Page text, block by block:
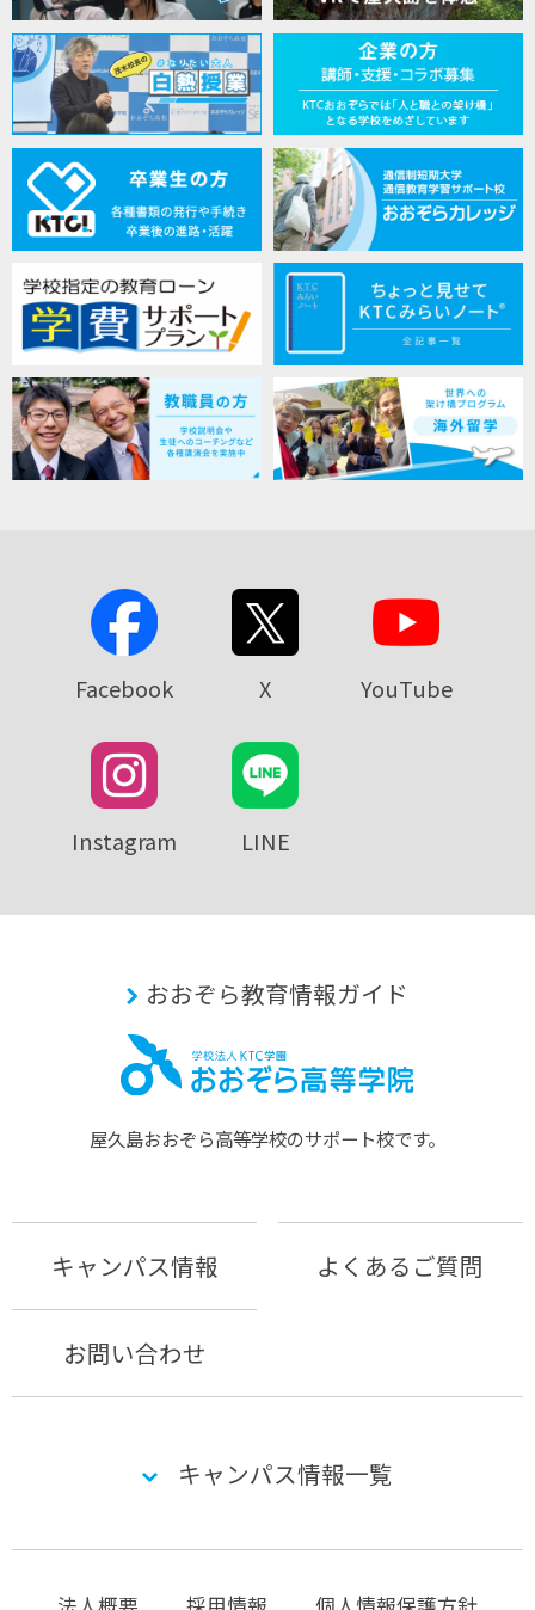
Facebook X YouTube
Instagram LINE
おおぞら教育情報ガイド
屋久島おおぞら⾼等学校のサポート校です。
キャンパス情報 よくあるご質問
お問い合わせ
キャンパス情報一覧